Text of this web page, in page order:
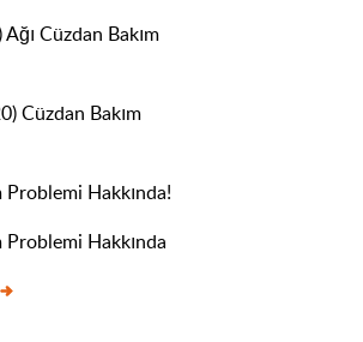
Cüzdan Bakım
Cüzdan Bakım
Hakkında!
Hakkında